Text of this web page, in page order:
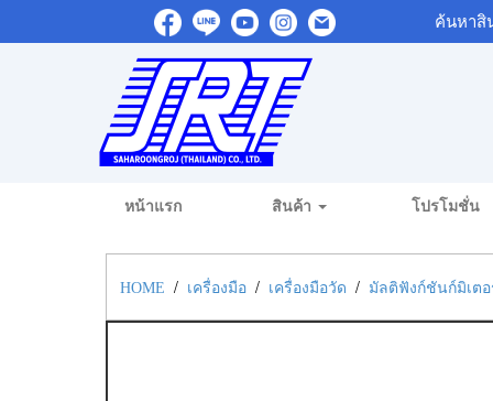
ค้นหาสิ
หน้าแรก สินค้า โปรโมชั่น
HOME / เครื่องมือ / เครื่องมือวัด / มัลติฟังก์ชันก์มิเต